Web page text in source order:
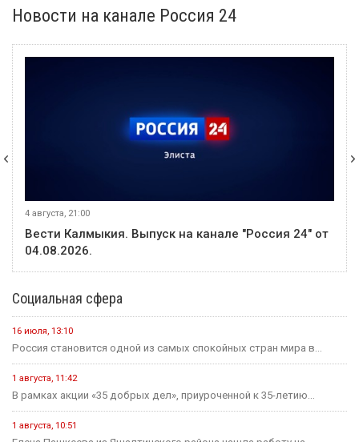
Новости на канале Россия 24
4 августа, 21:00
Вести Калмыкия. Выпуск на канале "Россия 24" от
04.08.2026.
Социальная сфера
16 июля, 13:10
Россия становится одной из самых спокойных стран мира в...
1 августа, 11:42
В рамках акции «35 добрых дел», приуроченной к 35-летию...
1 августа, 10:51